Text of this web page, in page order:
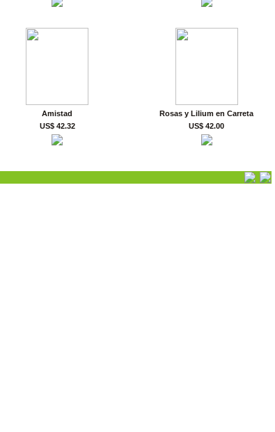
Amistad
Rosas y Lilium en Carreta
US$ 42.32 US$ 42.00